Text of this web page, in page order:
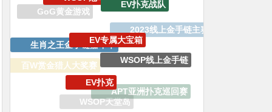
传奇扑克
WSOP
百W赏金猎人大奖赛
生肖之王金手链嘉年华
WSOP线上金手链
APT亚洲扑克巡回赛
WSOP天堂岛
EV扑克